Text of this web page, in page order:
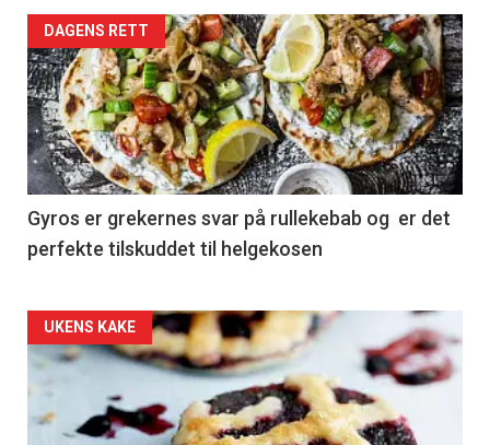
DAGENS RETT
Gyros er grekernes svar på rullekebab og er det
perfekte tilskuddet til helgekosen
Forsiden
akkurat
nå
UKENS KAKE